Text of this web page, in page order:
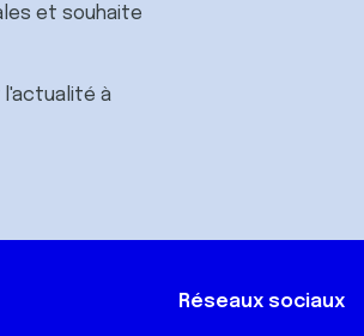
et souhaite
l'actualité à
Réseaux sociaux